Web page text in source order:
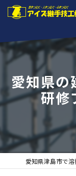
愛知県の
研修